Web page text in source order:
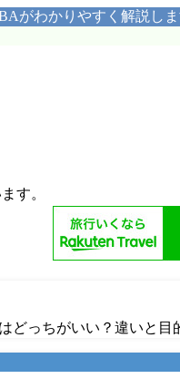
がわかりやすく解説しま
ます。
どっちがいい？違いと目